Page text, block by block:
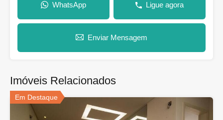
WhatsApp Ligue agora
Enviar Mensagem
Imóveis Relacionados
Em Destaque